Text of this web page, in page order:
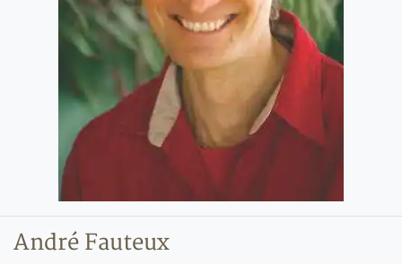
André Fauteux